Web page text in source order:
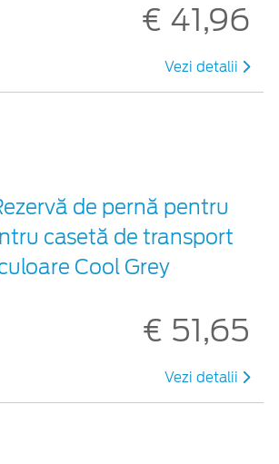
€ 41,96
Vezi detalii
de pernă pentru
casetă de transport
Cool Grey
€ 51,65
Vezi detalii